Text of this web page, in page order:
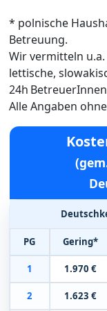
* polnische
Betreuung.
Wir vermitteln
lettische,
24h
Alle Angaben
PG Gering*
1 1.970 €
2 1.623 €